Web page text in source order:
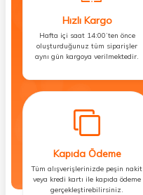
Hızlı Kargo
Hafta içi saat 14:00’ten önce
oluşturduğunuz tüm siparişler
aynı gün kargoya verilmektedir.
Kapıda Ödeme
Tüm alışverişlerinizde peşin nakit
veya kredi kartı ile kapıda ödeme
gerçekleştirebilirsiniz.